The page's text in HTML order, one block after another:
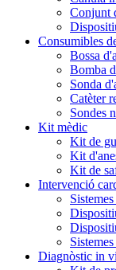
Conjunt
Consumibles
Bossa
Bomba
Sonda
Catèter
Sondes
Kit mèdic
Kit de
Kit
Kit de
Intervenció
Diagnòstic in